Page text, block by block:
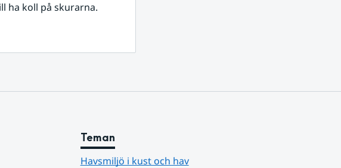
ha koll på skurarna.
Teman
Havsmiljö i kust och hav